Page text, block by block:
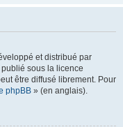
et distribué par
publié sous la licence
être diffusé librement. Pour
phpBB » (en anglais).